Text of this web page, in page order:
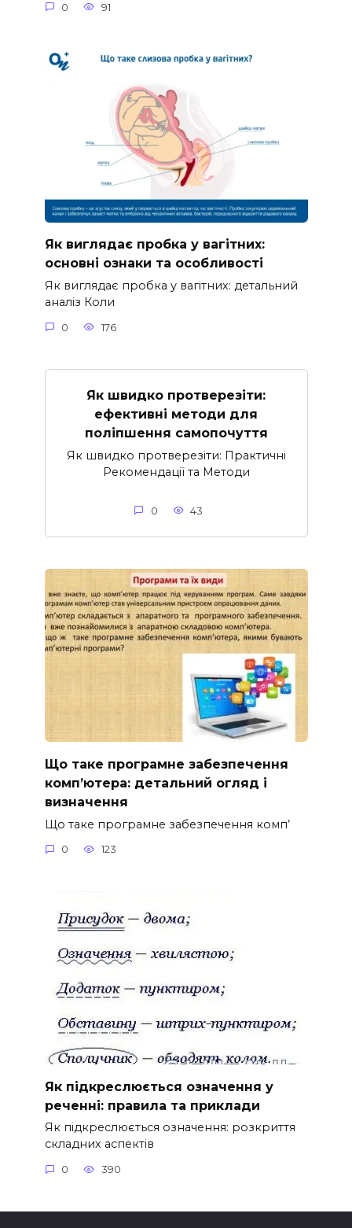
0 91
Як виглядає пробка у вагітних:
основні ознаки та особливості
Як виглядає пробка у вагітних: детальний
аналіз Коли
0 176
Як швидко протверезіти:
ефективні методи для
поліпшення самопочуття
Як швидко протверезіти: Практичні
Рекомендації та Методи
0 43
Що таке програмне забезпечення
комп’ютера: детальний огляд і
визначення
Що таке програмне забезпечення комп’
0 123
Як підкреслюється означення у
реченні: правила та приклади
Як підкреслюється означення: розкриття
складних аспектів
0 390